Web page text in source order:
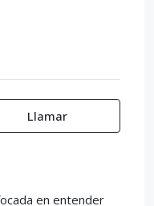
Llamar
en entender